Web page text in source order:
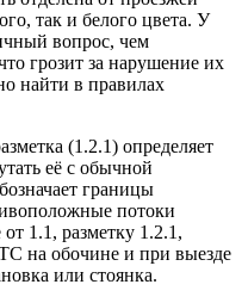
так и белого цвета. У
вопрос, чем
грозит за нарушение их
найти в правилах
(1.2.1) определяет
её с обычной
границы
потоки
1.1, разметку 1.2.1,
на обочине и при выезде
или стоянка.